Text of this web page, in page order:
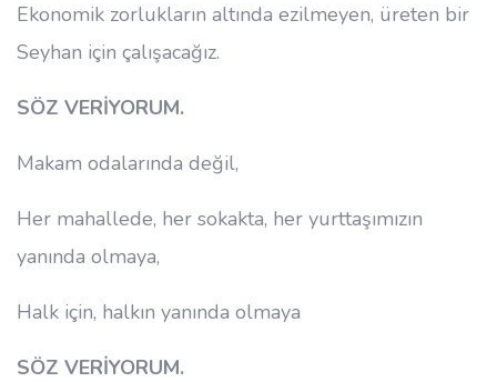
Ekonomik zorlukların altında ezilmeyen, üreten bir
Seyhan için çalışacağız.
SÖZ VERİYORUM.
Makam odalarında değil,
Her mahallede, her sokakta, her yurttaşımızın
yanında olmaya,
Halk için, halkın yanında olmaya
SÖZ VERİYORUM.